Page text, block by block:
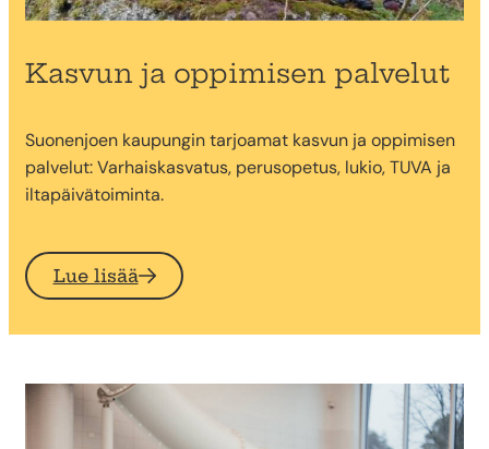
Kasvun ja oppimisen palvelut
Suonenjoen kaupungin tarjoamat kasvun ja oppimisen
palvelut: Varhaiskasvatus, perusopetus, lukio, TUVA ja
iltapäivätoiminta.
Lue lisää